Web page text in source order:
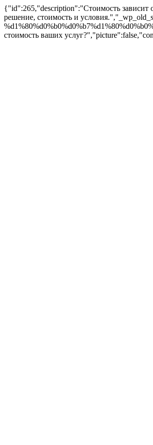
{"id":265,"description":"Стоимость зависит
решение, стоимость и
стоимость ваших